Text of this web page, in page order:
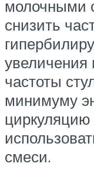
молочными
снизить
частоты
минимуму
смеси.